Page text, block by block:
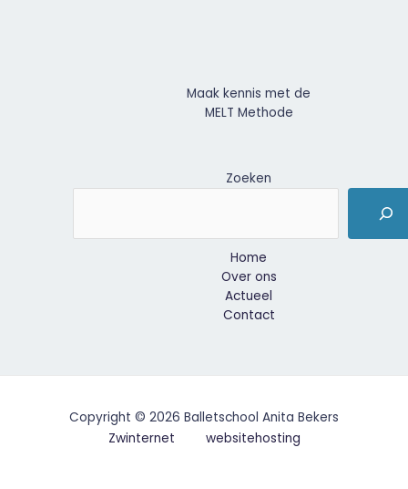
Maak kennis met de
MELT Methode
Zoeken
Home
Over ons
Actueel
Contact
Copyright © 2026 Balletschool Anita Bekers
Zwinternet
websitehosting